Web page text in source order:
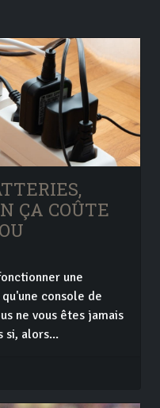
ÇA COÛTE
une
console de
ne vous êtes jamais
si, alors...